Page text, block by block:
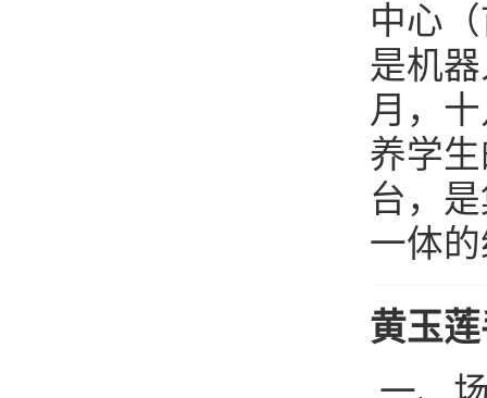
中心
是机
月，
养学
台，
一体
黄玉